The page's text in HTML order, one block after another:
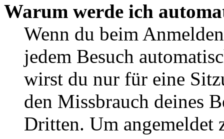
Warum werde ich
Wenn du beim
jedem Besuch
wirst du nur für eine
den Missbrauch deines
Dritten. Um angemeldet